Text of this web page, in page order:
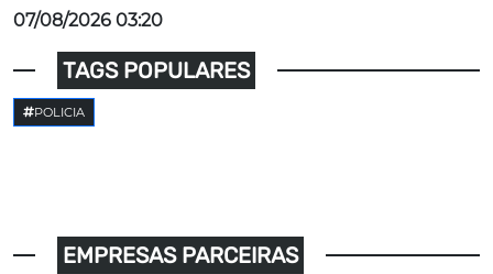
07/08/2026 03:20
TAGS POPULARES
POLICIA
EMPRESAS PARCEIRAS